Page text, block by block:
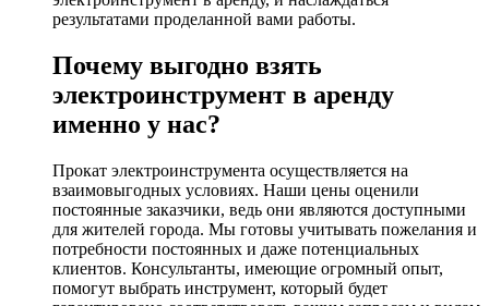
результатами проделанной вами работы.
Почему выгодно взять
электроинструмент в аренду
именно у нас?
Прокат электроинструмента осуществляется на
взаимовыгодных условиях. Наши цены оценили
постоянные заказчики, ведь они являются доступными
для жителей города. Мы готовы учитывать пожелания и
потребности постоянных и даже потенциальных
клиентов. Консультанты, имеющие огромный опыт,
помогут выбрать инструмент, который будет